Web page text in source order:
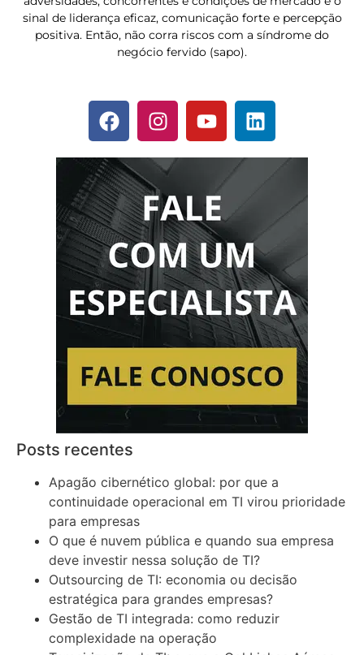
sinal de liderança eficaz, comunicação forte e percepção
positiva. Então, não corra riscos com a síndrome do
negócio fervido (sapo).
Posts recentes
Apagão cibernético global: por que a
continuidade operacional em TI virou prioridade
para empresas
O que é nuvem pública e quando sua empresa
deve investir nessa solução de TI?
Outsourcing de TI: economia ou decisão
estratégica para grandes empresas?
Gestão de TI integrada: como reduzir
complexidade na operação